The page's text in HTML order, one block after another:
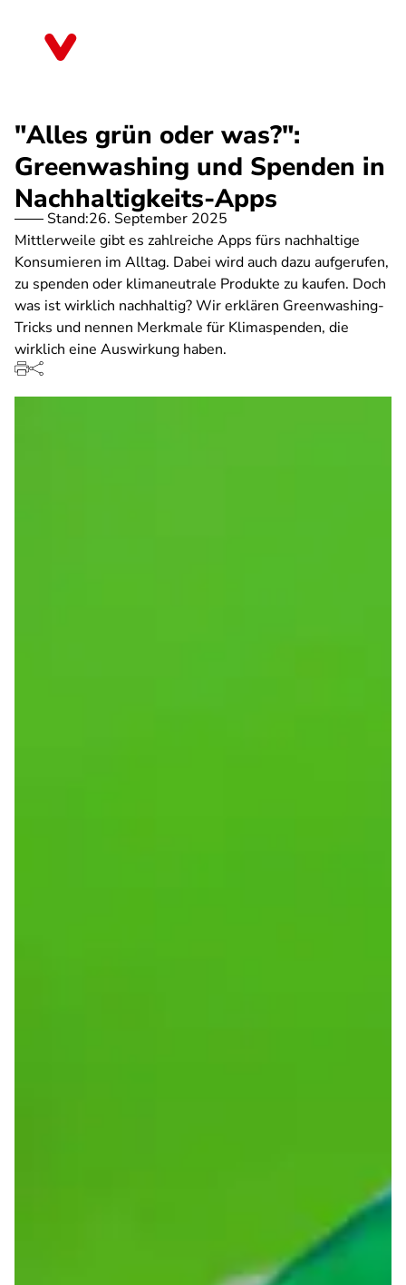
"Alles grün oder was?":
Greenwashing und Spenden in
Nachhaltigkeits-Apps
Stand:26. September 2025
Mittlerweile gibt es zahlreiche Apps fürs nachhaltige
Konsumieren im Alltag. Dabei wird auch dazu aufgerufen,
zu spenden oder klimaneutrale Produkte zu kaufen. Doch
was ist wirklich nachhaltig? Wir erklären Greenwashing-
Tricks und nennen Merkmale für Klimaspenden, die
wirklich eine Auswirkung haben.